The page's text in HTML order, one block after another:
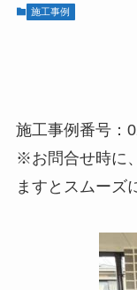
施工事例
施工事例番号：
※お問合せ時に
ますとスムーズ